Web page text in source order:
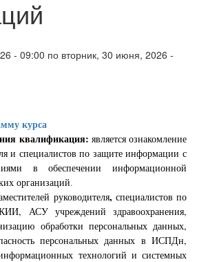
- 09:00 по вторник, 30 июня, 2026 -
курса
квалификация: является ознакомление
и специалистов по защите информации с
в обеспечении информационной
организаций.
руководителя, специалистов по
АСУ учреждений здравоохранения,
обработки персональных данных,
персональных данных в ИСПДн,
технологий и системных